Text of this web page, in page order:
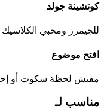
كوتشينة جولد
للجيمرز ومحبي
افتح موضوع
مفيش لحظة سكوت أو
مناسب لـ